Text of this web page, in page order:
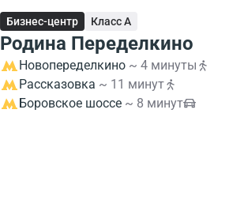
Бизнес-центр Класс A
Родина Переделкино
Новопеределкино ~ 4 минуты
Рассказовка ~ 11 минут
Боровское шоссе ~ 8 минут